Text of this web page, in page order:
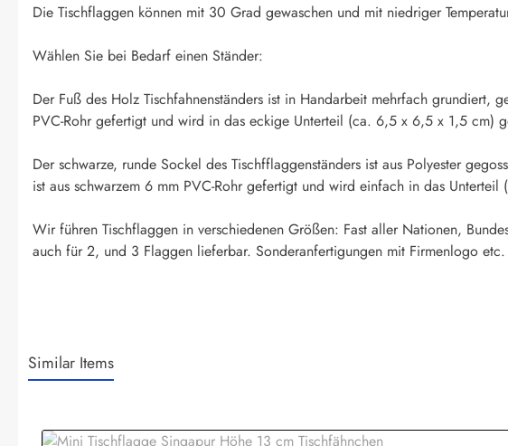
Die Tischflaggen können mit 30 Grad gewaschen und mit niedriger
Wählen Sie bei Bedarf einen Ständer:
Der Fuß des Holz Tischfahnenständers ist in Handarbeit mehrfach
PVC-Rohr gefertigt und wird in das eckige Unterteil (ca. 6,5 x 6,5 x 1,5 cm)
Der schwarze, runde Sockel des Tischfflaggenständers ist aus Polyester
ist aus schwarzem 6 mm PVC-Rohr gefertigt und wird einfach in das Unterteil
Wir führen Tischflaggen in verschiedenen Größen: Fast aller Nationen,
auch für 2, und 3 Flaggen lieferbar. Sonderanfertigungen mit Firmenlogo
Similar Items